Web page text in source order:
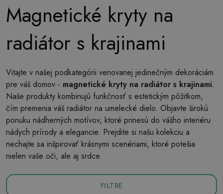
Magnetické kryty na
radiátor s krajinami
Vitajte v našej podkategórii venovanej jedinečným dekoráciám
pre váš domov - magnetické kryty na radiátor s krajinami.
Naše produkty kombinujú funkčnosť s estetickým pôžitkom,
čím premenia váš radiátor na umelecké dielo. Objavte širokú
ponuku nádherných motívov, ktoré prinesú do vášho interiéru
nádych prírody a elegancie. Prejdite si našu kolekciu a
nechajte sa inšpirovať krásnymi scenériami, ktoré potešia
nielen vaše oči, ale aj srdce.
FILTRE